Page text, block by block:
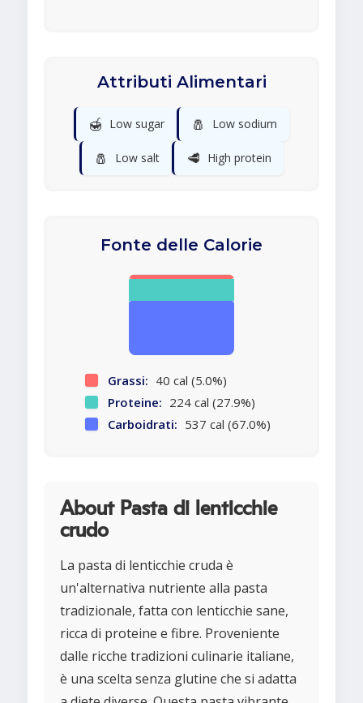
Attributi Alimentari
🍯 Low sugar 🧂 Low sodium
🧂 Low salt 🥩 High protein
Fonte delle Calorie
Grassi: 40 cal (5.0%)
Proteine: 224 cal (27.9%)
Carboidrati: 537 cal (67.0%)
About Pasta di lenticchie
crudo
La pasta di lenticchie cruda è
un'alternativa nutriente alla pasta
tradizionale, fatta con lenticchie sane,
ricca di proteine e fibre. Proveniente
dalle ricche tradizioni culinarie italiane,
è una scelta senza glutine che si adatta